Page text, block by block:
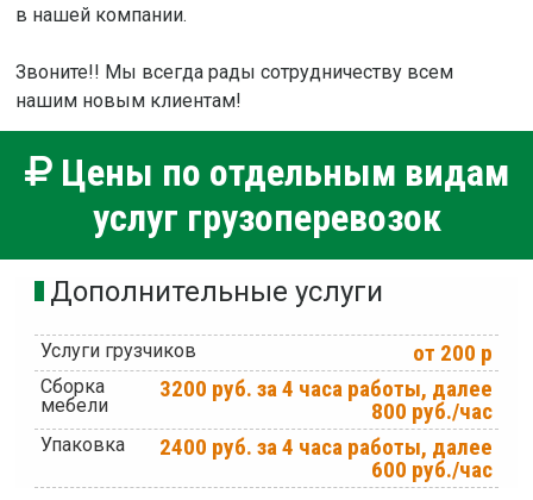
в нашей компании.
Звоните!! Мы всегда рады сотрудничеству всем
нашим новым клиентам!
Цены по отдельным видам
услуг грузоперевозок
Дополнительные услуги
Услуги грузчиков от 200 р
Сборка
мебели
3200 руб. за 4 часа работы, далее
800 руб./час
Упаковка
2400 руб. за 4 часа работы, далее
600 руб./час